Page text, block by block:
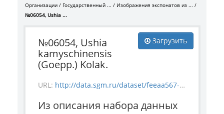
Организации Государственный ...
Изображения экспонатов из ...
№06054, Ushia ...
Загрузить
№06054, Ushia
kamyschinensis
(Goepp.) Kolak.
URL: http://data.sgm.ru/dataset/feeaa567-e841-4fc6-ab56-73987ea6492e/resource/571c6179-1e84-41ba-b79a-6356d54ed3dc/download/flora_6054.jpg
Из описания набора данных